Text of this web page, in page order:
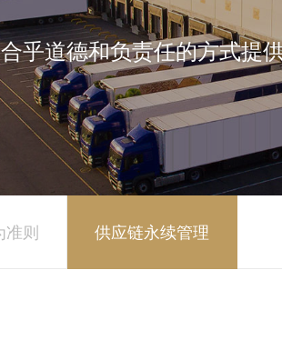
乎道德和负责任的方式提
准则 供应链永续管理